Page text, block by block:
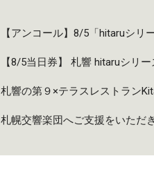
【アンコール】8/5「hitaruシリ
【8/5当日券】 札響 hitaruシリ
札響の第９×テラスレストラン
札幌交響楽団へご支援をいただ